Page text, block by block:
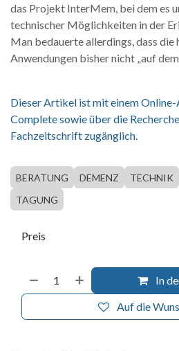
das Projekt InterMem, bei dem es
technischer Möglichkeiten in der
Man bedauerte allerdings, dass
Anwendungen bisher nicht „auf
Dieser Artikel ist mit einem
Complete sowie über die
Fachzeitschrift zugänglich.
BERATUNG DEMENZ TECHNIK
TAGUNG
In
Auf die
Preis